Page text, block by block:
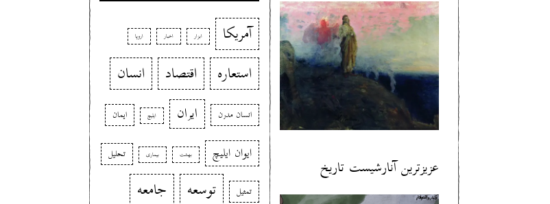
آمریکا ابزار اخبار اروپا
استعاره اقتصاد انسان
انسان مدرن ایران ایلیچ ایمان
ایوان ایلیچ بهشت بیماری تحلیل
تمثیل توسعه جامعه
عزیزترین آنارشیست تاریخ